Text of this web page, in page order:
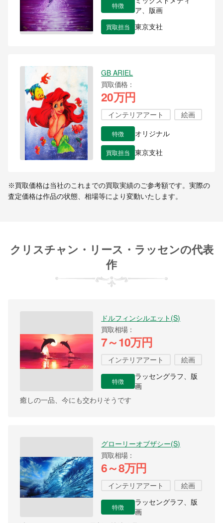
特徴
ア、版画
買取担当 東京支社
GB ARIEL
買取価格
20万円
インテリアアート 絵画
特徴 オリジナル
買取担当 東京支社
※買取価格は当社のこれまでの買取実績のご参考額です。実際の
査定価格は作品の状態、相場等により変動いたします。
クリスチャン・リース・ラッセンの代表
作
ドルフィンシルエット(S)
買取相場
7～10万円
インテリアアート 絵画
特徴
ラッセングラフ、版
画
癒しの一品、今にも交わりそうです
グローリーオブザシー(S)
買取相場
6～8万円
インテリアアート 絵画
特徴
ラッセングラフ、版
画